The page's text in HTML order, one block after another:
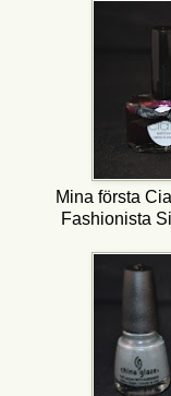
Mina första
Fashionista